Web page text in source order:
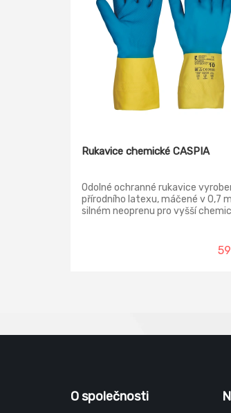
Rukavice chemické CASPIA
Odolné ochranné rukavice
přírodního latexu, máčené v 0,7
silném neoprenu pro vyšší
pohodlnější nošení, dlaň a prsty
O společnosti